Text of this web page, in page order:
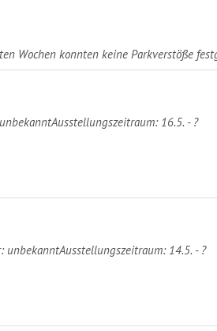
Wochen konnten keine Parkverstöße
16.5. - ?
14.5. - ?